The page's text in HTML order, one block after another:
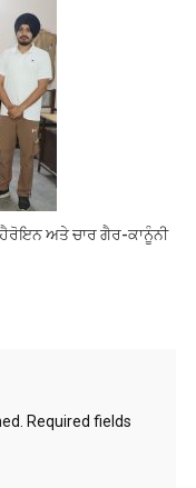
ਅਤੇ ਚਾਰ ਗੈਰ-ਕਾਨੂੰਨੀ
Required fields